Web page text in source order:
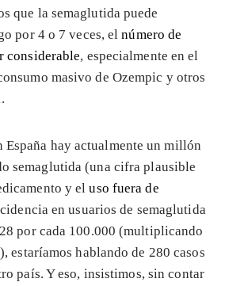
que la semaglutida puede
por 4 o 7 veces, elnúmero de
considerable, especialmente en el
masivo de Ozempic y otros
España hay actualmente un millón
semaglutida (una cifra plausible
y eluso fuera de
en usuarios de semaglutida
por cada 100.000 (multiplicando
estaríamos hablando de 280 casos
país. Y eso, insistimos, sin contar